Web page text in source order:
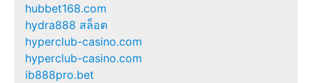
hubbet168.com
hydra888 สล็อต
hyperclub-casino.com
hyperclub-casino.com
ib888pro.bet